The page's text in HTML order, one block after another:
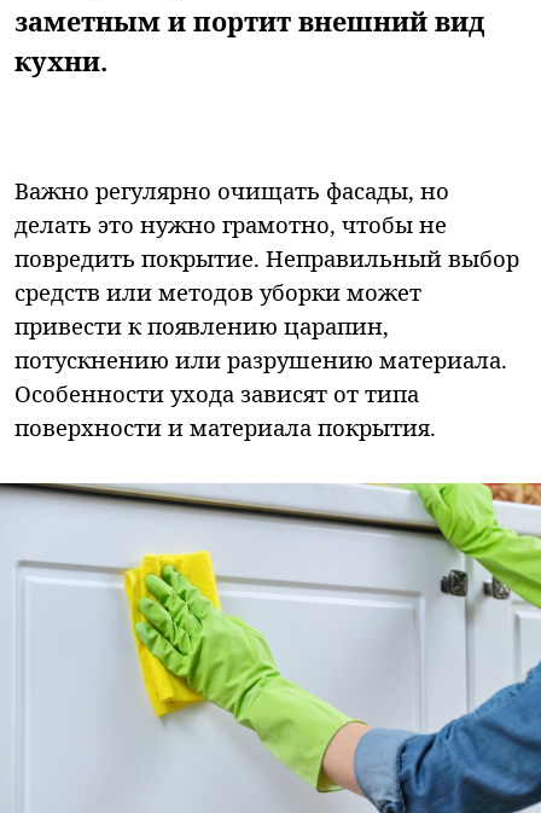
заметным и портит внешний вид
кухни.
Важно регулярно очищать фасады, но
делать это нужно грамотно, чтобы не
повредить покрытие. Неправильный выбор
средств или методов уборки может
привести к появлению царапин,
потускнению или разрушению материала.
Особенности ухода зависят от типа
поверхности и материала покрытия.